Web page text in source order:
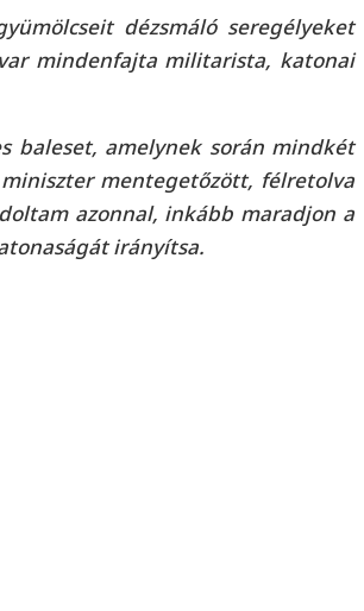
dézsmáló seregélyeket
mindenfajta militarista, katonai
baleset, amelynek során mindkét
mentegetőzött, félretolva
azonnal, inkább maradjon a
irányítsa.